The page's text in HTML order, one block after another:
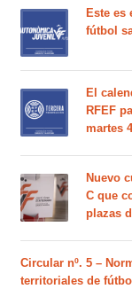
Este es
fútbol
El
RFEF
martes
Nuevo
C que
plazas
Circular nº. 5 –
territoriales de